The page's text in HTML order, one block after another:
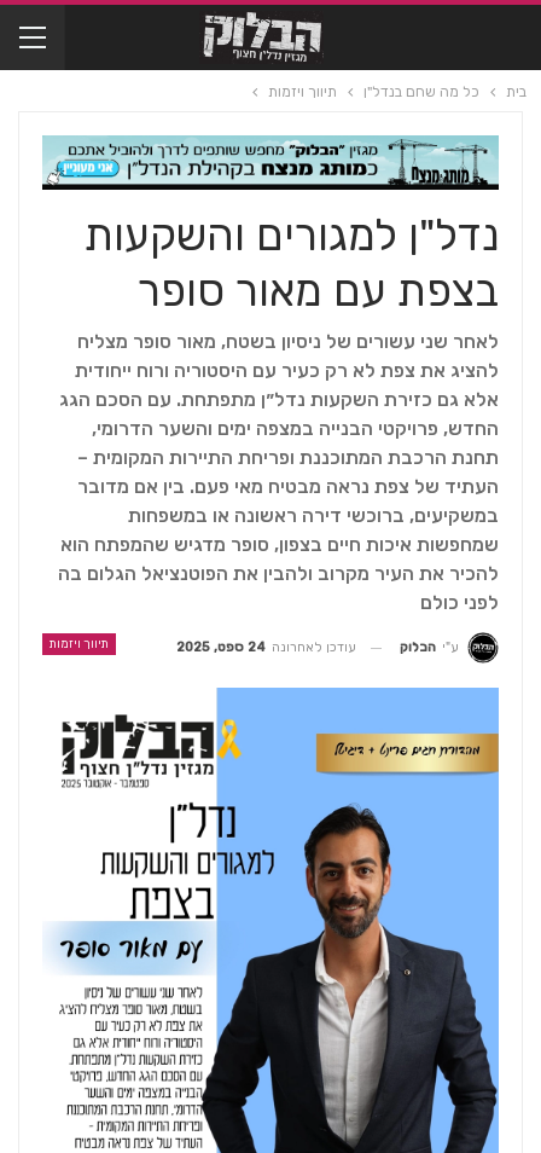
בית כל מה שחם בנדל"ן תיווך ויזמות
נדל"ן למגורים והשקעות
בצפת עם מאור סופר
לאחר שני עשורים של ניסיון בשטח, מאור סופר מצליח
להציג את צפת לא רק כעיר עם היסטוריה ורוח ייחודית
אלא גם כזירת השקעות נדל״ן מתפתחת. עם הסכם הגג
החדש, פרויקטי הבנייה במצפה ימים והשער הדרומי,
תחנת הרכבת המתוכננת ופריחת התיירות המקומית –
העתיד של צפת נראה מבטיח מאי פעם. בין אם מדובר
במשקיעים, ברוכשי דירה ראשונה או במשפחות
שמחפשות איכות חיים בצפון, סופר מדגיש שהמפתח הוא
להכיר את העיר מקרוב ולהבין את הפוטנציאל הגלום בה
לפני כולם
תיווך ויזמות ע"י הבלוק עודכן לאחרונה 24 ספט, 2025